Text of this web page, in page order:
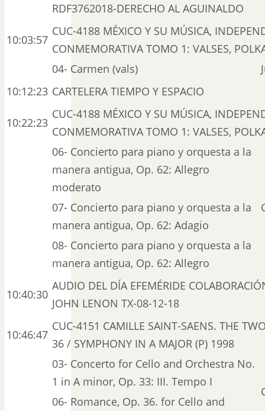
RDF3762018-DERECHO AL AGUINALDO
10:03:57
CUC-4188 MÉXICO Y SU MÚSICA,
CONMEMORATIVA TOMO 1: VALSES,
04- Carmen (vals)
10:12:23 CARTELERA TIEMPO Y ESPACIO
10:22:23
CUC-4188 MÉXICO Y SU MÚSICA,
CONMEMORATIVA TOMO 1: VALSES,
06- Concierto para piano y orquesta a la
manera antigua, Op. 62: Allegro
moderato
07- Concierto para piano y orquesta a la
manera antigua, Op. 62: Adagio
08- Concierto para piano y orquesta a la
manera antigua, Op. 62: Allegro
10:40:30
AUDIO DEL DÍA EFEMÉRIDE
JOHN LENON TX-08-12-18
10:46:47
CUC-4151 CAMILLE SAINT-SAENS. THE
36 / SYMPHONY IN A MAJOR (P) 1998
03- Concerto for Cello and Orchestra No.
1 in A minor, Op. 33: III. Tempo I
06- Romance, Op. 36. for Cello and